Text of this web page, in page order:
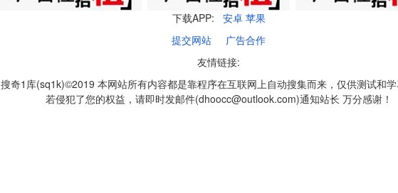
下载APP: 安卓 苹果
提交网站
广告合作
友情链接:
搜奇1库(sq1k)©2019 本网站所有内容都是靠程序在互联网上自动搜集而来，仅供测试和学
若侵犯了您的权益，请即时发邮件(dhoocc@outlook.com)通知站长 万分感谢！